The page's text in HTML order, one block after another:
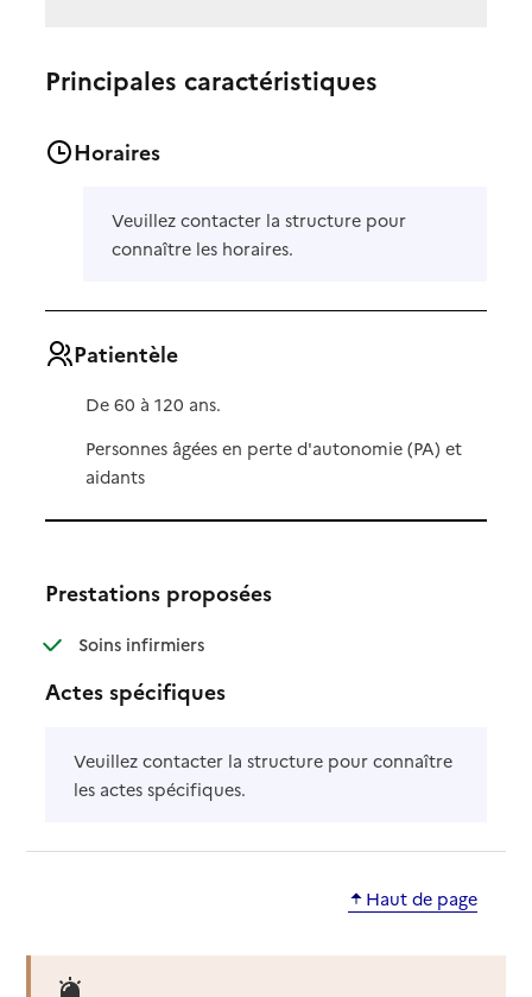
Principales caractéristiques
Horaires
Veuillez contacter la structure pour
connaître les horaires.
Patientèle
De 60 à 120 ans.
Personnes âgées en perte d'autonomie (PA) et
aidants
Prestations proposées
Soins infirmiers: disponible
: non disponible
Actes spécifiques
Veuillez contacter la structure pour connaître
les actes spécifiques.
Haut de page